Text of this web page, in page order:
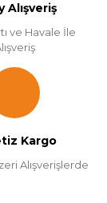
Alışveriş
ve Havale İle
Kargo
Alışverişlerde